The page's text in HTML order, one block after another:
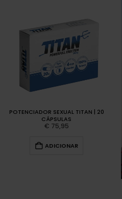
POTENCIADOR SEXUAL TITAN | 20
CÁPSULAS
€ 75,95
ADICIONAR